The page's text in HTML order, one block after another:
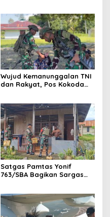
Wujud Kemanunggalan TNI
dan Rakyat, Pos Kokoda
Taarof
Satgas Pamtas Yonif
763/SBA Bagikan Sargas